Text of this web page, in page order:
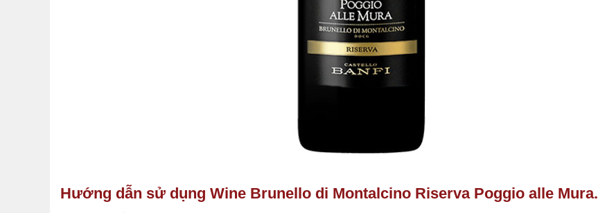
Hướng dẫn sử dụng Wine Brunello di Montalcino Riserva Poggio alle Mura.